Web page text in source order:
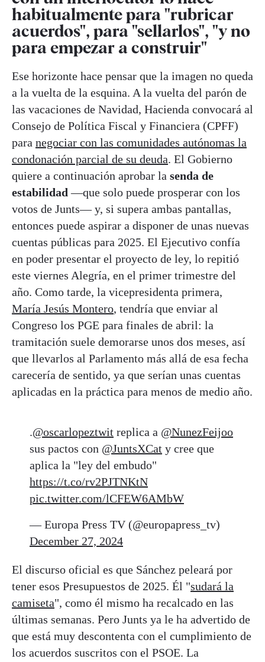
habitualmente para "rubricar
acuerdos", para "sellarlos", "y no
para empezar a construir"
Ese horizonte hace pensar que la imagen no queda
a la vuelta de la esquina. A la vuelta del parón de
las vacaciones de Navidad, Hacienda convocará al
Consejo de Política Fiscal y Financiera (CPFF)
para negociar con las comunidades autónomas la
condonación parcial de su deuda. El Gobierno
quiere a continuación aprobar la senda de
estabilidad —que solo puede prosperar con los
votos de Junts— y, si supera ambas pantallas,
entonces puede aspirar a disponer de unas nuevas
cuentas públicas para 2025. El Ejecutivo confía
en poder presentar el proyecto de ley, lo repitió
este viernes Alegría, en el primer trimestre del
año. Como tarde, la vicepresidenta primera,
María Jesús Montero, tendría que enviar al
Congreso los PGE para finales de abril: la
tramitación suele demorarse unos dos meses, así
que llevarlos al Parlamento más allá de esa fecha
carecería de sentido, ya que serían unas cuentas
aplicadas en la práctica para menos de medio año.
.@oscarlopeztwit replica a @NunezFeijoo
sus pactos con @JuntsXCat y cree que
aplica la "ley del embudo"
https://t.co/rv2PJTNKtN
pic.twitter.com/lCFEW6AMbW
— Europa Press TV (@europapress_tv)
December 27, 2024
El discurso oficial es que Sánchez peleará por
tener esos Presupuestos de 2025. Él "sudará la
camiseta", como él mismo ha recalcado en las
últimas semanas. Pero Junts ya le ha advertido de
que está muy descontenta con el cumplimiento de
los acuerdos suscritos con el PSOE. La